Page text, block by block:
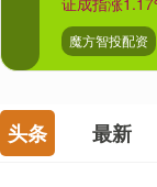
魔方智投配资
头条 最新